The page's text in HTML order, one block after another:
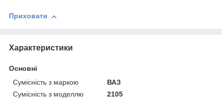
Приховати
Характеристики
Основні
Сумісність з маркою
ВАЗ
Сумісність з моделлю
2105